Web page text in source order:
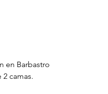
en Barbastro
camas.